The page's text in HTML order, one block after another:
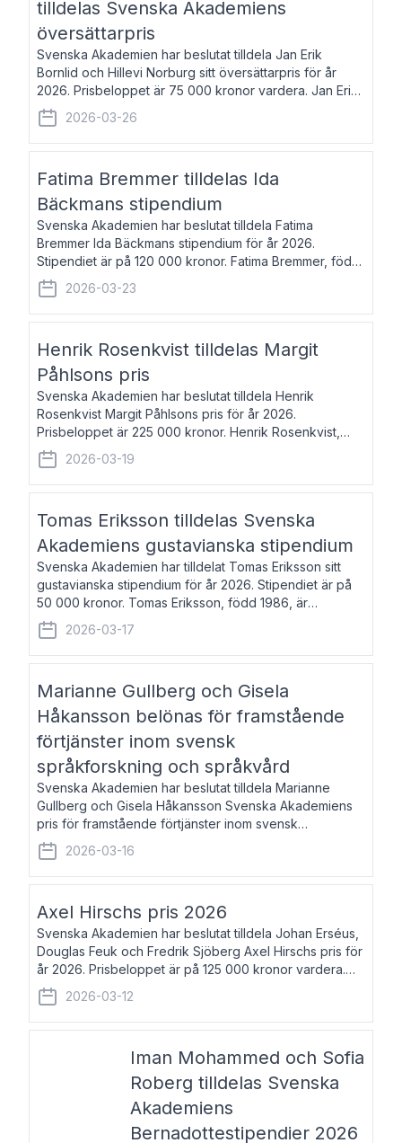
tilldelas Svenska Akademiens
översättarpris
Svenska Akademien har beslutat tilldela Jan Erik
Bornlid och Hillevi Norburg sitt översättarpris för år
2026. Prisbeloppet är 75 000 kronor vardera. Jan Erik
Bornlid, född 1947, är översättare från tyska. Han är
främst känd för sina översät
2026-03-26
Fatima Bremmer tilldelas Ida
Bäckmans stipendium
Svenska Akademien har beslutat tilldela Fatima
Bremmer Ida Bäckmans stipendium för år 2026.
Stipendiet är på 120 000 kronor. Fatima Bremmer, född
1977, är journalist och författare. Hon utkom i fjol med
boken Ligan. Klarakvarterens blodsyst
2026-03-23
Henrik Rosenkvist tilldelas Margit
Påhlsons pris
Svenska Akademien har beslutat tilldela Henrik
Rosenkvist Margit Påhlsons pris för år 2026.
Prisbeloppet är 225 000 kronor. Henrik Rosenkvist,
född 1965, är professor i nordiska språk vid Göteborgs
universitet. Han disputerade 2004 på avhan
2026-03-19
Tomas Eriksson tilldelas Svenska
Akademiens gustavianska stipendium
Svenska Akademien har tilldelat Tomas Eriksson sitt
gustavianska stipendium för år 2026. Stipendiet är på
50 000 kronor. Tomas Eriksson, född 1986, är
projektledare inom marknadsföring och författare och
utkom i fjol med boken Syndabocken.
2026-03-17
Marianne Gullberg och Gisela
Håkansson belönas för framstående
förtjänster inom svensk
språkforskning och språkvård
Svenska Akademien har beslutat tilldela Marianne
Gullberg och Gisela Håkansson Svenska Akademiens
pris för framstående förtjänster inom svensk
språkforskning och språkvård till minne av Carl Gabriel
och Karin Forsberg för år 2026. Prissumma
2026-03-16
Axel Hirschs pris 2026
Svenska Akademien har beslutat tilldela Johan Erséus,
Douglas Feuk och Fredrik Sjöberg Axel Hirschs pris för
år 2026. Prisbeloppet är på 125 000 kronor vardera.
Johan Erséus, född 1959, är fackboksförfattare och
journalist med mångårigt för
2026-03-12
Iman Mohammed och Sofia
Roberg tilldelas Svenska
Akademiens
Bernadottestipendier 2026